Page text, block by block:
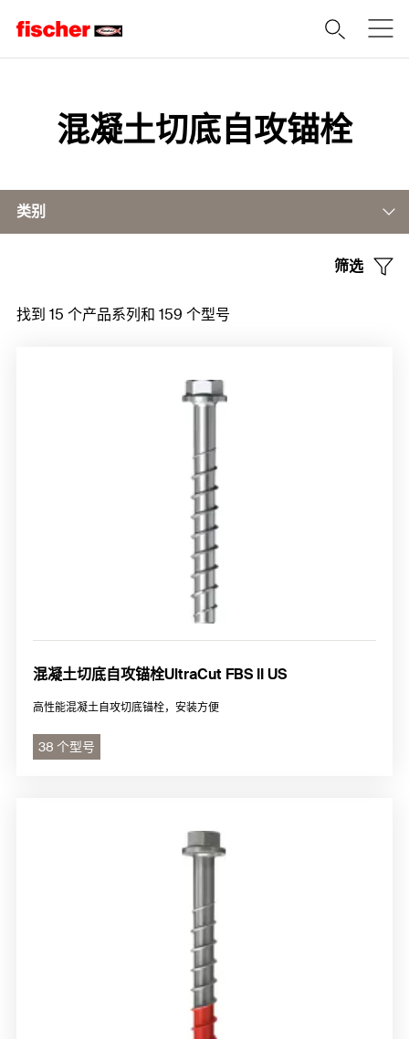
混凝土切底自攻锚栓
类别
混凝土切底自攻锚栓 混凝土切底自攻锚栓UltraCut FBS II 8-14
混凝土切底自攻锚栓 混凝土切底自攻锚栓UltraCut FBS II 6
筛选
找到 15 个产品系列和 159 个型号
混凝土切底自攻锚栓UltraCut FBS II US
高性能混凝土自攻切底锚栓，安装方便
38 个型号